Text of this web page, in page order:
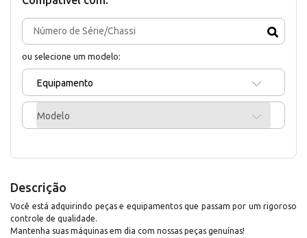
ou selecione um modelo:
Equipamento
Modelo
Descrição
Você está adquirindo peças e equipamentos que passam por um rigoroso
controle de qualidade.
Mantenha suas máquinas em dia com nossas peças genuínas!